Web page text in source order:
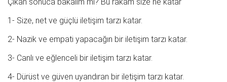
1- Size, net ve güçlü iletişim tarzı katar.
2- Nazik ve empati yapacağın bir iletişim tarzı katar.
3- Canlı ve eğlenceli bir iletişim tarzı katar.
4- Dürüst ve güven uyandıran bir iletişim tarzı katar.